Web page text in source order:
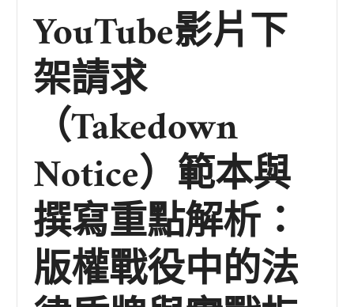
YouTube影片下
架請求
（Takedown
Notice）範本與
撰寫重點解析：
版權戰役中的法